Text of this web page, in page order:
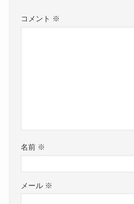
コメント ※
名前 ※
メール ※